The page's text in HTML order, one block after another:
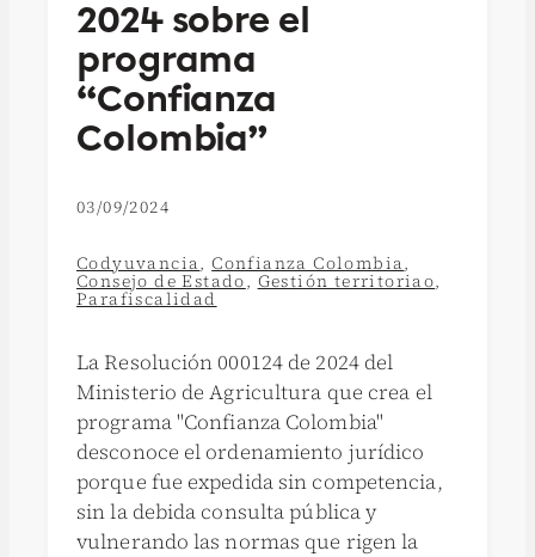
2024 sobre el
programa
“Confianza
Colombia”
03/09/2024
Codyuvancia,Confianza Colombia,
Consejo de Estado, Gestión territoriao,
Parafiscalidad
La Resolución 000124 de 2024 del
Ministerio de Agricultura que crea el
programa "Confianza Colombia"
desconoce el ordenamiento jurídico
porque fue expedida sin competencia,
sin la debida consulta pública y
vulnerando las normas que rigen la